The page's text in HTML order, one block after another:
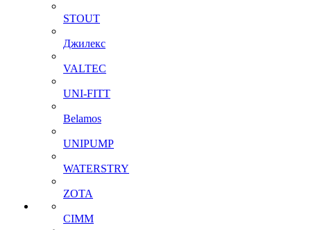
STOUT
Джилекс
VALTEC
UNI-FITT
Belamos
UNIPUMP
WATERSTRY
ZOTA
CIMM